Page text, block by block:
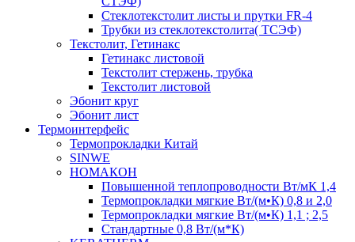
Стеклотекстолит листы и прутки FR-4
Трубки из стеклотекстолита( ТСЭФ)
Текстолит, Гетинакс
Гетинакс листовой
Текстолит стержень, трубка
Текстолит листовой
Эбонит круг
Эбонит лист
Термоинтерфейс
Термопрокладки Китай
SINWE
НОМАКОН
Повышенной теплопроводности Вт/мК 1,4
Термопрокладки мягкие Вт/(м•К) 0,8 и 2,0
Термопрокладки мягкие Вт/(м•К) 1,1 ; 2,5
Стандартные 0,8 Вт/(м*К)